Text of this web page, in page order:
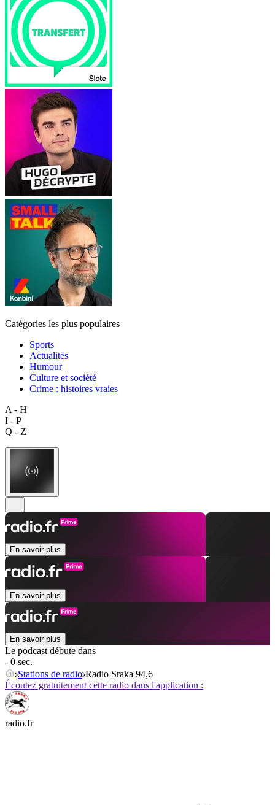
Catégories les plus populaires
Sports
Actualités
Humour
Culture et société
Crime : histoires vraies
A - H
I - P
Q - Z
En savoir plus
En savoir plus
En savoir plus
Le podcast débute dans
- 0 sec.
Stations de radio Radio Sraka 94,6
Écoutez gratuitement cette radio dans l'application :
radio.fr